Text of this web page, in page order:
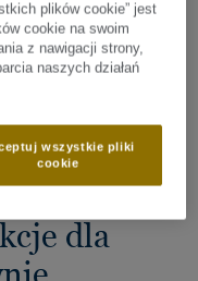
dla
plików cookie” jest
cookie na swoim
z nawigacji strony,
naszych działań
wszystkie pliki
cookie